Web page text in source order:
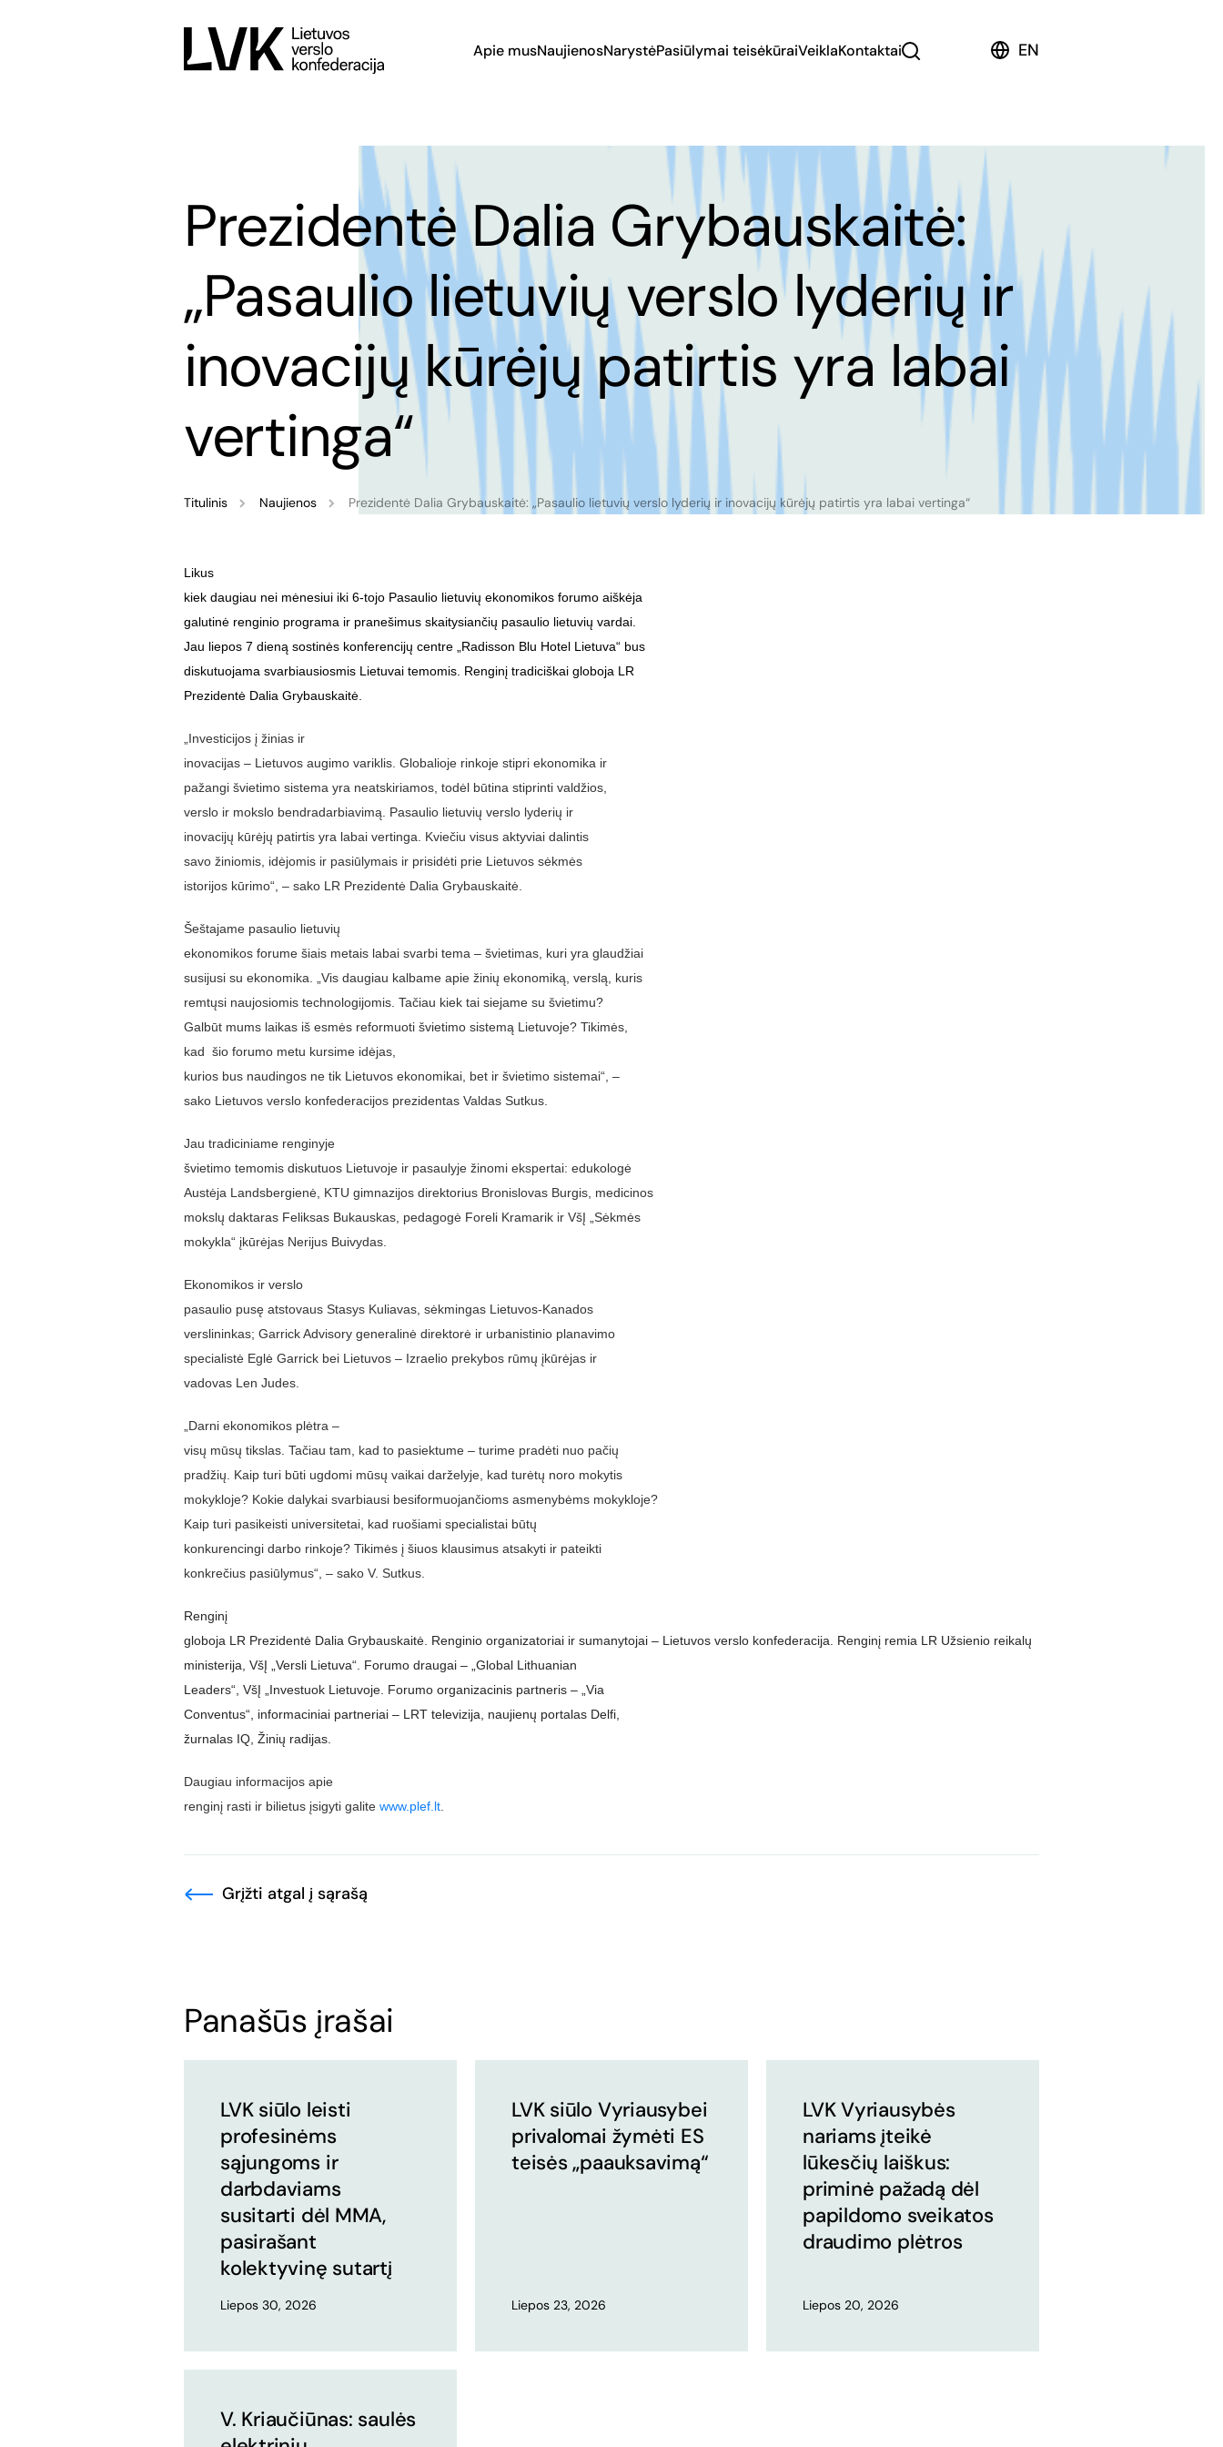
Apie musNaujienosNarystėPasiūlymai teisėkūraiVeiklaKontaktai EN
Prezidentė Dalia Grybauskaitė:
„Pasaulio lietuvių verslo lyderių ir
inovacijų kūrėjų patirtis yra labai
vertinga“
Titulinis Naujienos Prezidentė Dalia Grybauskaitė: „Pasaulio lietuvių verslo lyderių ir inovacijų kūrėjų patirtis yra labai vertinga“
Likus
kiek daugiau nei mėnesiui iki 6-tojo Pasaulio lietuvių ekonomikos forumo aiškėja
galutinė renginio programa ir pranešimus skaitysiančių pasaulio lietuvių vardai.
Jau liepos 7 dieną sostinės konferencijų centre „Radisson Blu Hotel Lietuva“ bus
diskutuojama svarbiausiosmis Lietuvai temomis. Renginį tradiciškai globoja LR
Prezidentė Dalia Grybauskaitė.
„Investicijos į žinias ir
inovacijas – Lietuvos augimo variklis. Globalioje rinkoje stipri ekonomika ir
pažangi švietimo sistema yra neatskiriamos, todėl būtina stiprinti valdžios,
verslo ir mokslo bendradarbiavimą. Pasaulio lietuvių verslo lyderių ir
inovacijų kūrėjų patirtis yra labai vertinga. Kviečiu visus aktyviai dalintis
savo žiniomis, idėjomis ir pasiūlymais ir prisidėti prie Lietuvos sėkmės
istorijos kūrimo“, – sako LR Prezidentė Dalia Grybauskaitė.
Šeštajame pasaulio lietuvių
ekonomikos forume šiais metais labai svarbi tema – švietimas, kuri yra glaudžiai
susijusi su ekonomika. „Vis daugiau kalbame apie žinių ekonomiką, verslą, kuris
remtųsi naujosiomis technologijomis. Tačiau kiek tai siejame su švietimu?
Galbūt mums laikas iš esmės reformuoti švietimo sistemą Lietuvoje? Tikimės,
kad šio forumo metu kursime idėjas,
kurios bus naudingos ne tik Lietuvos ekonomikai, bet ir švietimo sistemai“, –
sako Lietuvos verslo konfederacijos prezidentas Valdas Sutkus.
Jau tradiciniame renginyje
švietimo temomis diskutuos Lietuvoje ir pasaulyje žinomi ekspertai: edukologė
Austėja Landsbergienė, KTU gimnazijos direktorius Bronislovas Burgis, medicinos
mokslų daktaras Feliksas Bukauskas, pedagogė Foreli Kramarik ir VšĮ „Sėkmės
mokykla“ įkūrėjas Nerijus Buivydas.
Ekonomikos ir verslo
pasaulio pusę atstovaus Stasys Kuliavas, sėkmingas Lietuvos-Kanados
verslininkas; Garrick Advisory generalinė direktorė ir urbanistinio planavimo
specialistė Eglė Garrick bei Lietuvos – Izraelio prekybos rūmų įkūrėjas ir
vadovas Len Judes.
„Darni ekonomikos plėtra –
visų mūsų tikslas. Tačiau tam, kad to pasiektume – turime pradėti nuo pačių
pradžių. Kaip turi būti ugdomi mūsų vaikai darželyje, kad turėtų noro mokytis
mokykloje? Kokie dalykai svarbiausi besiformuojančioms asmenybėms mokykloje?
Kaip turi pasikeisti universitetai, kad ruošiami specialistai būtų
konkurencingi darbo rinkoje? Tikimės į šiuos klausimus atsakyti ir pateikti
konkrečius pasiūlymus“, – sako V. Sutkus.
Renginį
globoja LR Prezidentė Dalia Grybauskaitė. Renginio organizatoriai ir sumanytojai – Lietuvos verslo konfederacija. Renginį remia LR Užsienio reikalų
ministerija, VšĮ „Versli Lietuva“. Forumo draugai – „Global Lithuanian
Leaders“, VšĮ „Investuok Lietuvoje. Forumo organizacinis partneris – „Via
Conventus“, informaciniai partneriai – LRT televizija, naujienų portalas Delfi,
žurnalas IQ, Žinių radijas.
Daugiau informacijos apie
renginį rasti ir bilietus įsigyti galite www.plef.lt
Grįžti atgal į sąrašą
Panašūs įrašai
LVK siūlo leisti
profesinėms
sąjungoms ir
darbdaviams
susitarti dėl MMA,
pasirašant
kolektyvinę sutartį
Liepos 30, 2026
LVK siūlo Vyriausybei
privalomai žymėti ES
teisės „paauksavimą“
Liepos 23, 2026
LVK Vyriausybės
nariams įteikė
lūkesčių laiškus:
priminė pažadą dėl
papildomo sveikatos
draudimo plėtros
Liepos 20, 2026
V. Kriaučiūnas: saulės